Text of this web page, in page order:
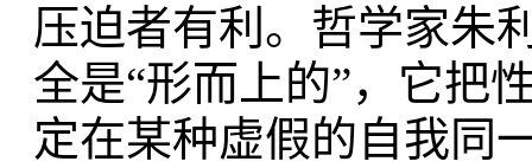
压迫者有利。哲学家朱
全是“形而上的”，它把
定在某种虚假的自我同